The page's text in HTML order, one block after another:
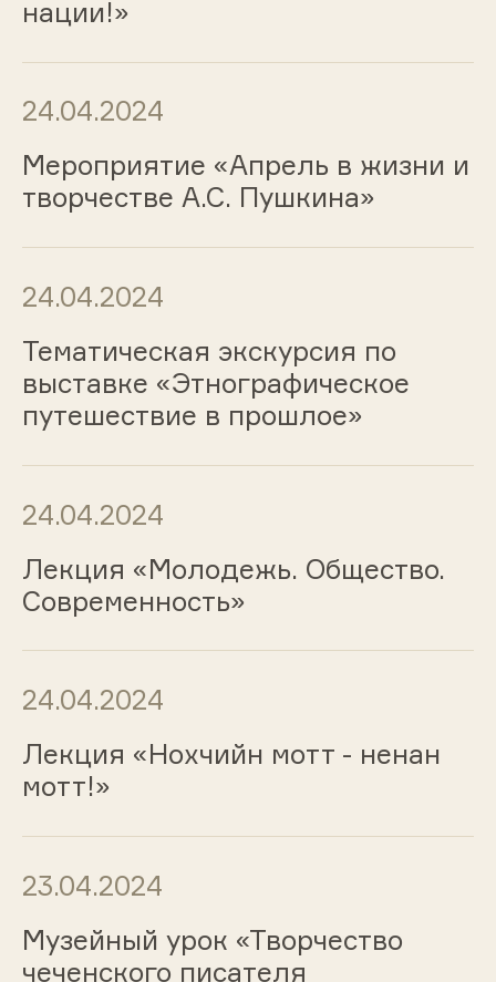
нации!»
24.04.2024
Мероприятие «Апрель в жизни и
творчестве А.С. Пушкина»
24.04.2024
Тематическая экскурсия по
выставке «Этнографическое
путешествие в прошлое»
24.04.2024
Лекция «Молодежь. Общество.
Современность»
24.04.2024
Лекция «Нохчийн мотт - ненан
мотт!»
23.04.2024
Музейный урок «Творчество
чеченского писателя